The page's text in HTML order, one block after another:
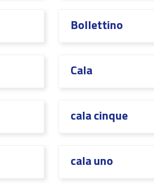
Bollettino
Cala
cala cinque
cala uno